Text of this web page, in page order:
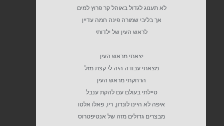
לא תענוג לגדול באוהל קר פרוץ למים
אך בליבי שמורה פינה חמה עדיין
לראש העין של ילדותי
יצאתי מראש העין
מצאתי עבודה היה לי קצת מזל
הרחקתי מראש העין
טיילתי בעולם עם להקת ענבל
איפה לא היינו לונדון, ריו, פאלו אלטו
מבצרים גדולים מזה של אנטיפטרוס